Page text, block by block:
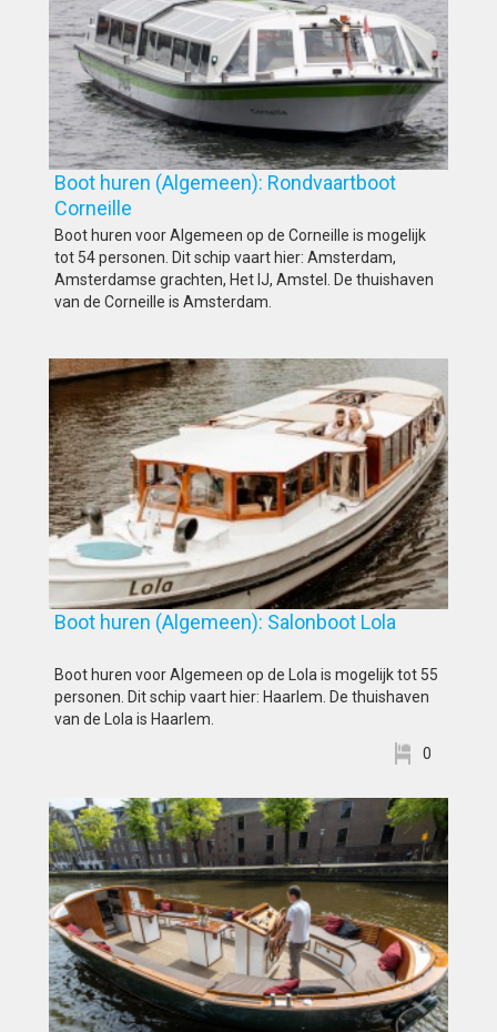
Boot huren (Algemeen): Rondvaartboot
Corneille
Boot huren voor Algemeen op de Corneille is mogelijk
tot 54 personen. Dit schip vaart hier: Amsterdam,
Amsterdamse grachten, Het IJ, Amstel. De thuishaven
van de Corneille is Amsterdam.
Boot huren (Algemeen): Salonboot Lola
Boot huren voor Algemeen op de Lola is mogelijk tot 55
personen. Dit schip vaart hier: Haarlem. De thuishaven
van de Lola is Haarlem.
0